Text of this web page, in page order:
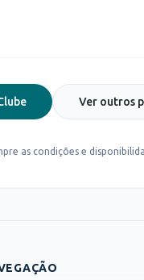
Ver outros
as condições e